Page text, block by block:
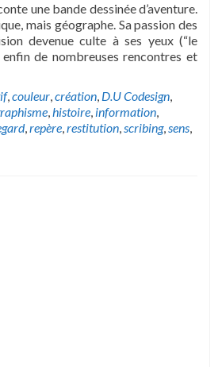
une bande dessinée d’aventure.
mais géographe. Sa passion des
devenue culte à ses yeux (“le
de nombreuses rencontres et
,couleur,création, D.U Codesign,
,histoire, information,
,repère,restitution,scribing,sens,